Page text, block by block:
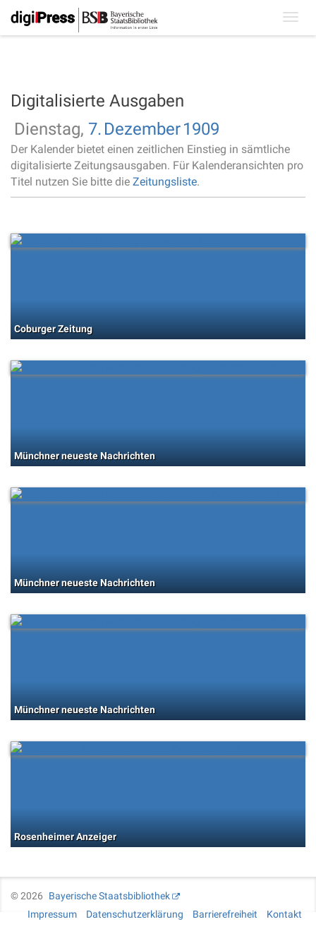
Digitalisierte Ausgaben
Dienstag, 7. Dezember1909
Der Kalender bietet einen zeitlichen Einstieg in sämtliche
digitalisierte Zeitungsausgaben. Für Kalenderansichten pro
Titel nutzen Sie bitte die Zeitungsliste.
Coburger Zeitung
Münchner neueste Nachrichten
Münchner neueste Nachrichten
Münchner neueste Nachrichten
Rosenheimer Anzeiger
©2026
Bayerische Staatsbibliothek
Impressum
Datenschutzerklärung Barrierefreiheit Kontakt